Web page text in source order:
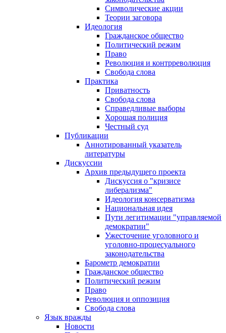
Символические акции
Теории заговора
Идеология
Гражданское общество
Политический режим
Право
Революция и контрреволюция
Свобода слова
Практика
Приватность
Свобода слова
Справедливые выборы
Хорошая полиция
Честный суд
Публикации
Аннотированный указатель
литературы
Дискуссии
Архив предыдущего проекта
Дискуссия о "кризисе
либерализма"
Идеология консерватизма
Национальная идея
Пути легитимации "управляемой
демократии"
Ужесточение уголовного и
уголовно-процесуального
законодательства
Барометр демократии
Гражданское общество
Политический режим
Право
Революция и оппозиция
Свобода слова
Язык вражды
Новости